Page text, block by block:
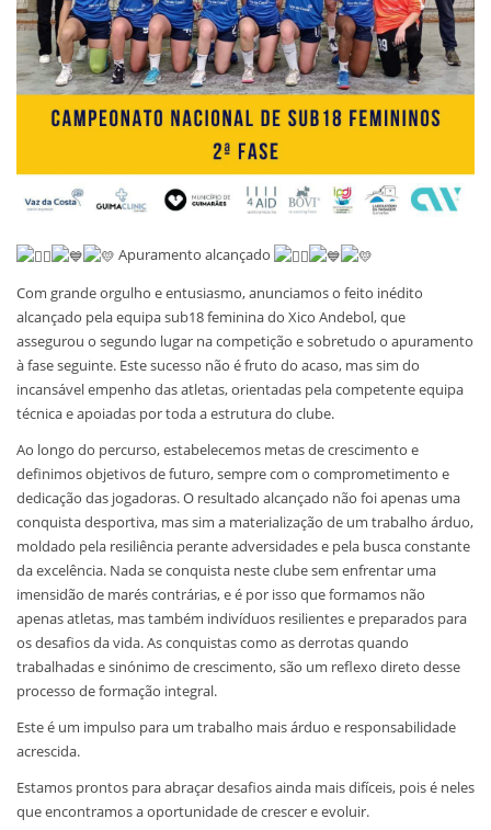
Apuramento alcançado
Com grande orgulho e entusiasmo, anunciamos o feito inédito
alcançado pela equipa sub18 feminina do Xico Andebol, que
assegurou o segundo lugar na competição e sobretudo o apuramento
à fase seguinte. Este sucesso não é fruto do acaso, mas sim do
incansável empenho das atletas, orientadas pela competente equipa
técnica e apoiadas por toda a estrutura do clube.
Ao longo do percurso, estabelecemos metas de crescimento e
definimos objetivos de futuro, sempre com o comprometimento e
dedicação das jogadoras. O resultado alcançado não foi apenas uma
conquista desportiva, mas sim a materialização de um trabalho árduo,
moldado pela resiliência perante adversidades e pela busca constante
da excelência. Nada se conquista neste clube sem enfrentar uma
imensidão de marés contrárias, e é por isso que formamos não
apenas atletas, mas também indivíduos resilientes e preparados para
os desafios da vida. As conquistas como as derrotas quando
trabalhadas e sinónimo de crescimento, são um reflexo direto desse
processo de formação integral.
Este é um impulso para um trabalho mais árduo e responsabilidade
acrescida.
Estamos prontos para abraçar desafios ainda mais difíceis, pois é neles
que encontramos a oportunidade de crescer e evoluir.